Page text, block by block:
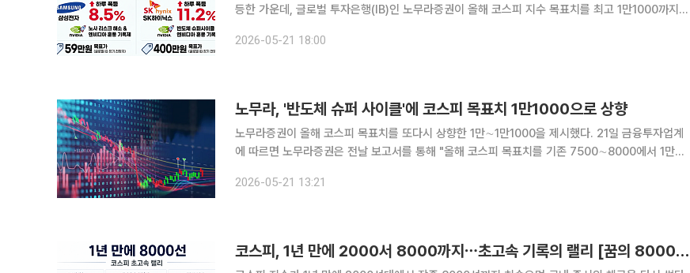
등한 가운데, 글로벌 투자은행(IB)인 노무라증권이 올해 코스피 지수 목표치를 최고 1만1000까지
스피 목표치를 기존 7500∼8000에서 1만∼1만1000으로
2026-05-21 18:00
노무라, '반도체 슈퍼 사이클'에 코스피 목표치 1만1000으로 상향
노무라증권이 올해 코스피 목표치를 또다시 상향한 1만∼1만1000을 제시했다. 21일 금융투자업계
에 따르면 노무라증권은 전날 보고서를 통해 "올해 코스피 목표치를 기존 7500∼8000에서 1만∼1
것"이라고 밝혔다. 앞서 현대차증권은 올해 코스피 목표치
2026-05-21 13:21
코스피, 1년 만에 2000서 8000까지⋯초고속 기록의 랠리 [꿈의 8000피 시대]